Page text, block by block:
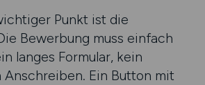
Punkt ist die
Bewerbung muss einfach
langes Formular, kein
Anschreiben. Ein Button mit